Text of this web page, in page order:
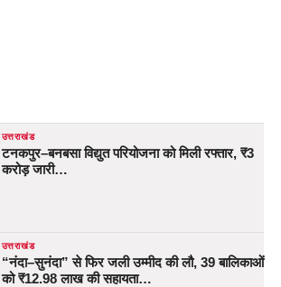
उत्तराखंड
टनकपुर–बनबसा विद्युत परियोजना को मिली रफ्तार, ₹3
करोड़ जारी…
उत्तराखंड
“नंदा–सुनंदा” से फिर जली उम्मीद की लौ, 39 बालिकाओं
को ₹12.98 लाख की सहायता…